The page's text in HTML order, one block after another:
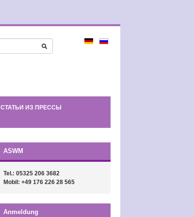
СТАТЬИ ИЗ ПРЕССЫ
ASWM
Tel.: 05325 206 3682
Mobil: +49 176 226 28 565
Anmeldung